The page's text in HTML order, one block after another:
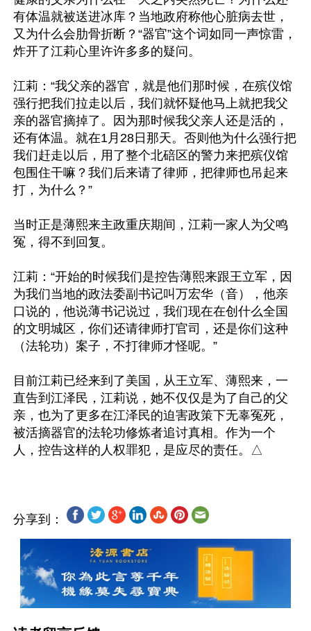
有体温就被送进冰库？当地政府称他心脏病去世，
又为什么会肋骨折断？“器官”这个词如同一声惊雷，
炸开了江莉心里许许多多的疑问。
江莉：“我父亲的器官，就是他们那时候，在殡仪馆
强行把我们拉走以后，我们就怀疑他马上就把我父
亲的器官摘掉了。因为那时候我父亲人还是活的，
还有体温。就在1月28日那天。否则他为什么强行把
我们赶走以后，用了整个北碚区的警力来把殡仪馆
包围住干嘛？我们后来请了律师，把律师也吊起来
打，为什么？”
当时正是薄熙来主政重庆期间，江莉一家人为父鸣
冤，得不到回复。
江莉：“开始的时候我们是控告薄熙来跟王立军，因
为我们当地的政法委副书记叫万宏华（音），他亲
口说的，他说薄书记说过，我们现在在创什么全国
的文明城区，你们还请律师打官司，还是你们这种
（法轮功）案子，不打律师才怪呢。”
目前江莉已经来到了美国，从王立军、薄熙来，一
直告到江泽民，江莉说，她不仅仅是为了自己的父
亲，也为了更多在江泽民的迫害政策下无辜冤死，
被活摘器官的法轮功修炼者追讨真相。作为一个
分享到：